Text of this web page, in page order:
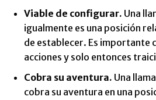
Viable de configurar. Una
igualmente es una posición
de establecer. Es importante
acciones y solo entonces
Cobra su aventura. Una
cobra su aventura en una